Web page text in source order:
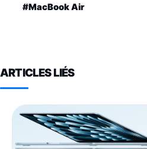
#MacBook Air
ARTICLES LIÉS